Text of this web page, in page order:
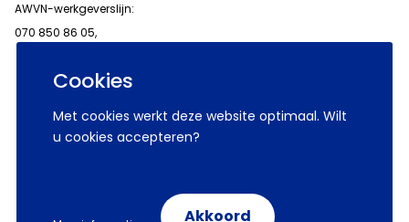
Cookies
Met cookies werkt deze website optimaal. Wilt
u cookies accepteren?
Akkoord
AWVN-werkgeverslijn:
070 850 86 05,
© 2026 AWVN